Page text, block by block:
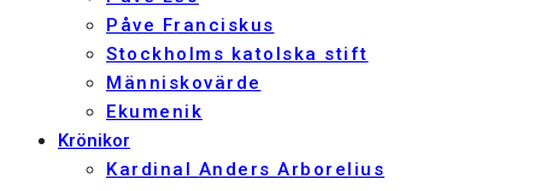
Påve Franciskus
Stockholms katolska stift
Människovärde
Ekumenik
Krönikor
Kardinal Anders Arborelius